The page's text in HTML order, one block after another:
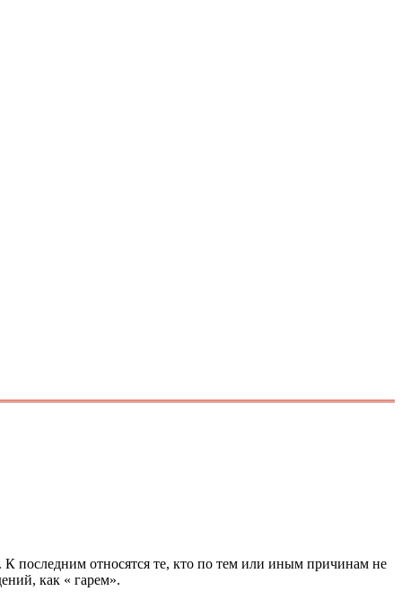
последним относятся те, кто по тем или иным причинам не
как « гарем».